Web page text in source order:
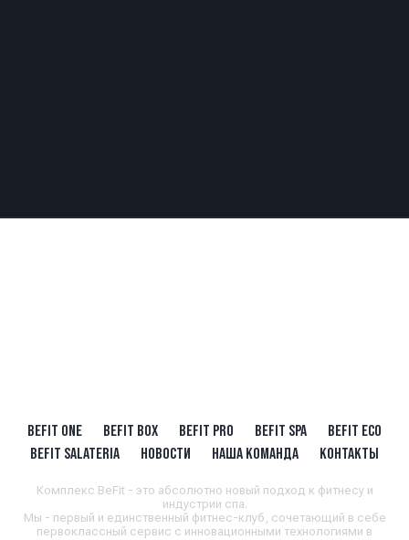
BEFIT ONE BEFIT BOX BEFIT PRO BEFIT SPA
BEFIT ECO
BEFIT SALATERIA
НОВОСТИ НАША КОМАНДА КОНТАКТЫ
Комплекс BeFit - это абсолютно новый подход к фитнесу и
индустрии спа.
Мы - первый и единственный фитнес-клуб, сочетающий в себе
первоклассный сервис с инновационными технологиями в